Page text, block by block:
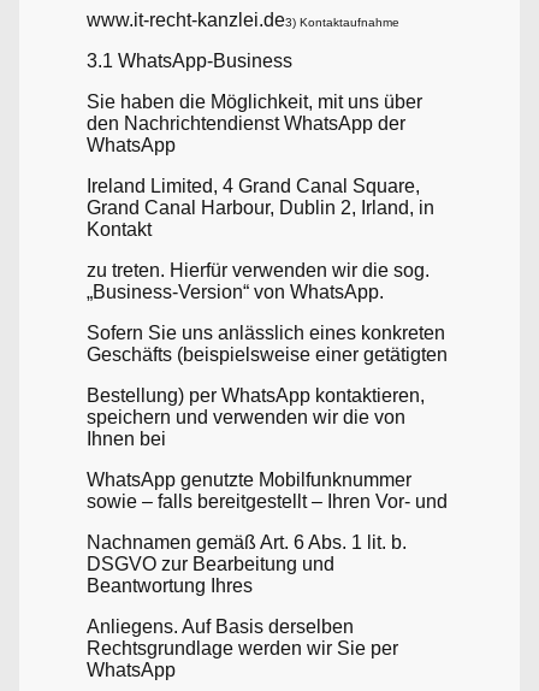
www.it-recht-kanzlei.de3) Kontaktaufnahme
3.1 WhatsApp-Business
Sie haben die Möglichkeit, mit uns über
den Nachrichtendienst WhatsApp der
WhatsApp
Ireland Limited, 4 Grand Canal Square,
Grand Canal Harbour, Dublin 2, Irland, in
Kontakt
zu treten. Hierfür verwenden wir die sog.
„Business-Version“ von WhatsApp.
Sofern Sie uns anlässlich eines konkreten
Geschäfts (beispielsweise einer getätigten
Bestellung) per WhatsApp kontaktieren,
speichern und verwenden wir die von
Ihnen bei
WhatsApp genutzte Mobilfunknummer
sowie – falls bereitgestellt – Ihren Vor- und
Nachnamen gemäß Art. 6 Abs. 1 lit. b.
DSGVO zur Bearbeitung und
Beantwortung Ihres
Anliegens. Auf Basis derselben
Rechtsgrundlage werden wir Sie per
WhatsApp